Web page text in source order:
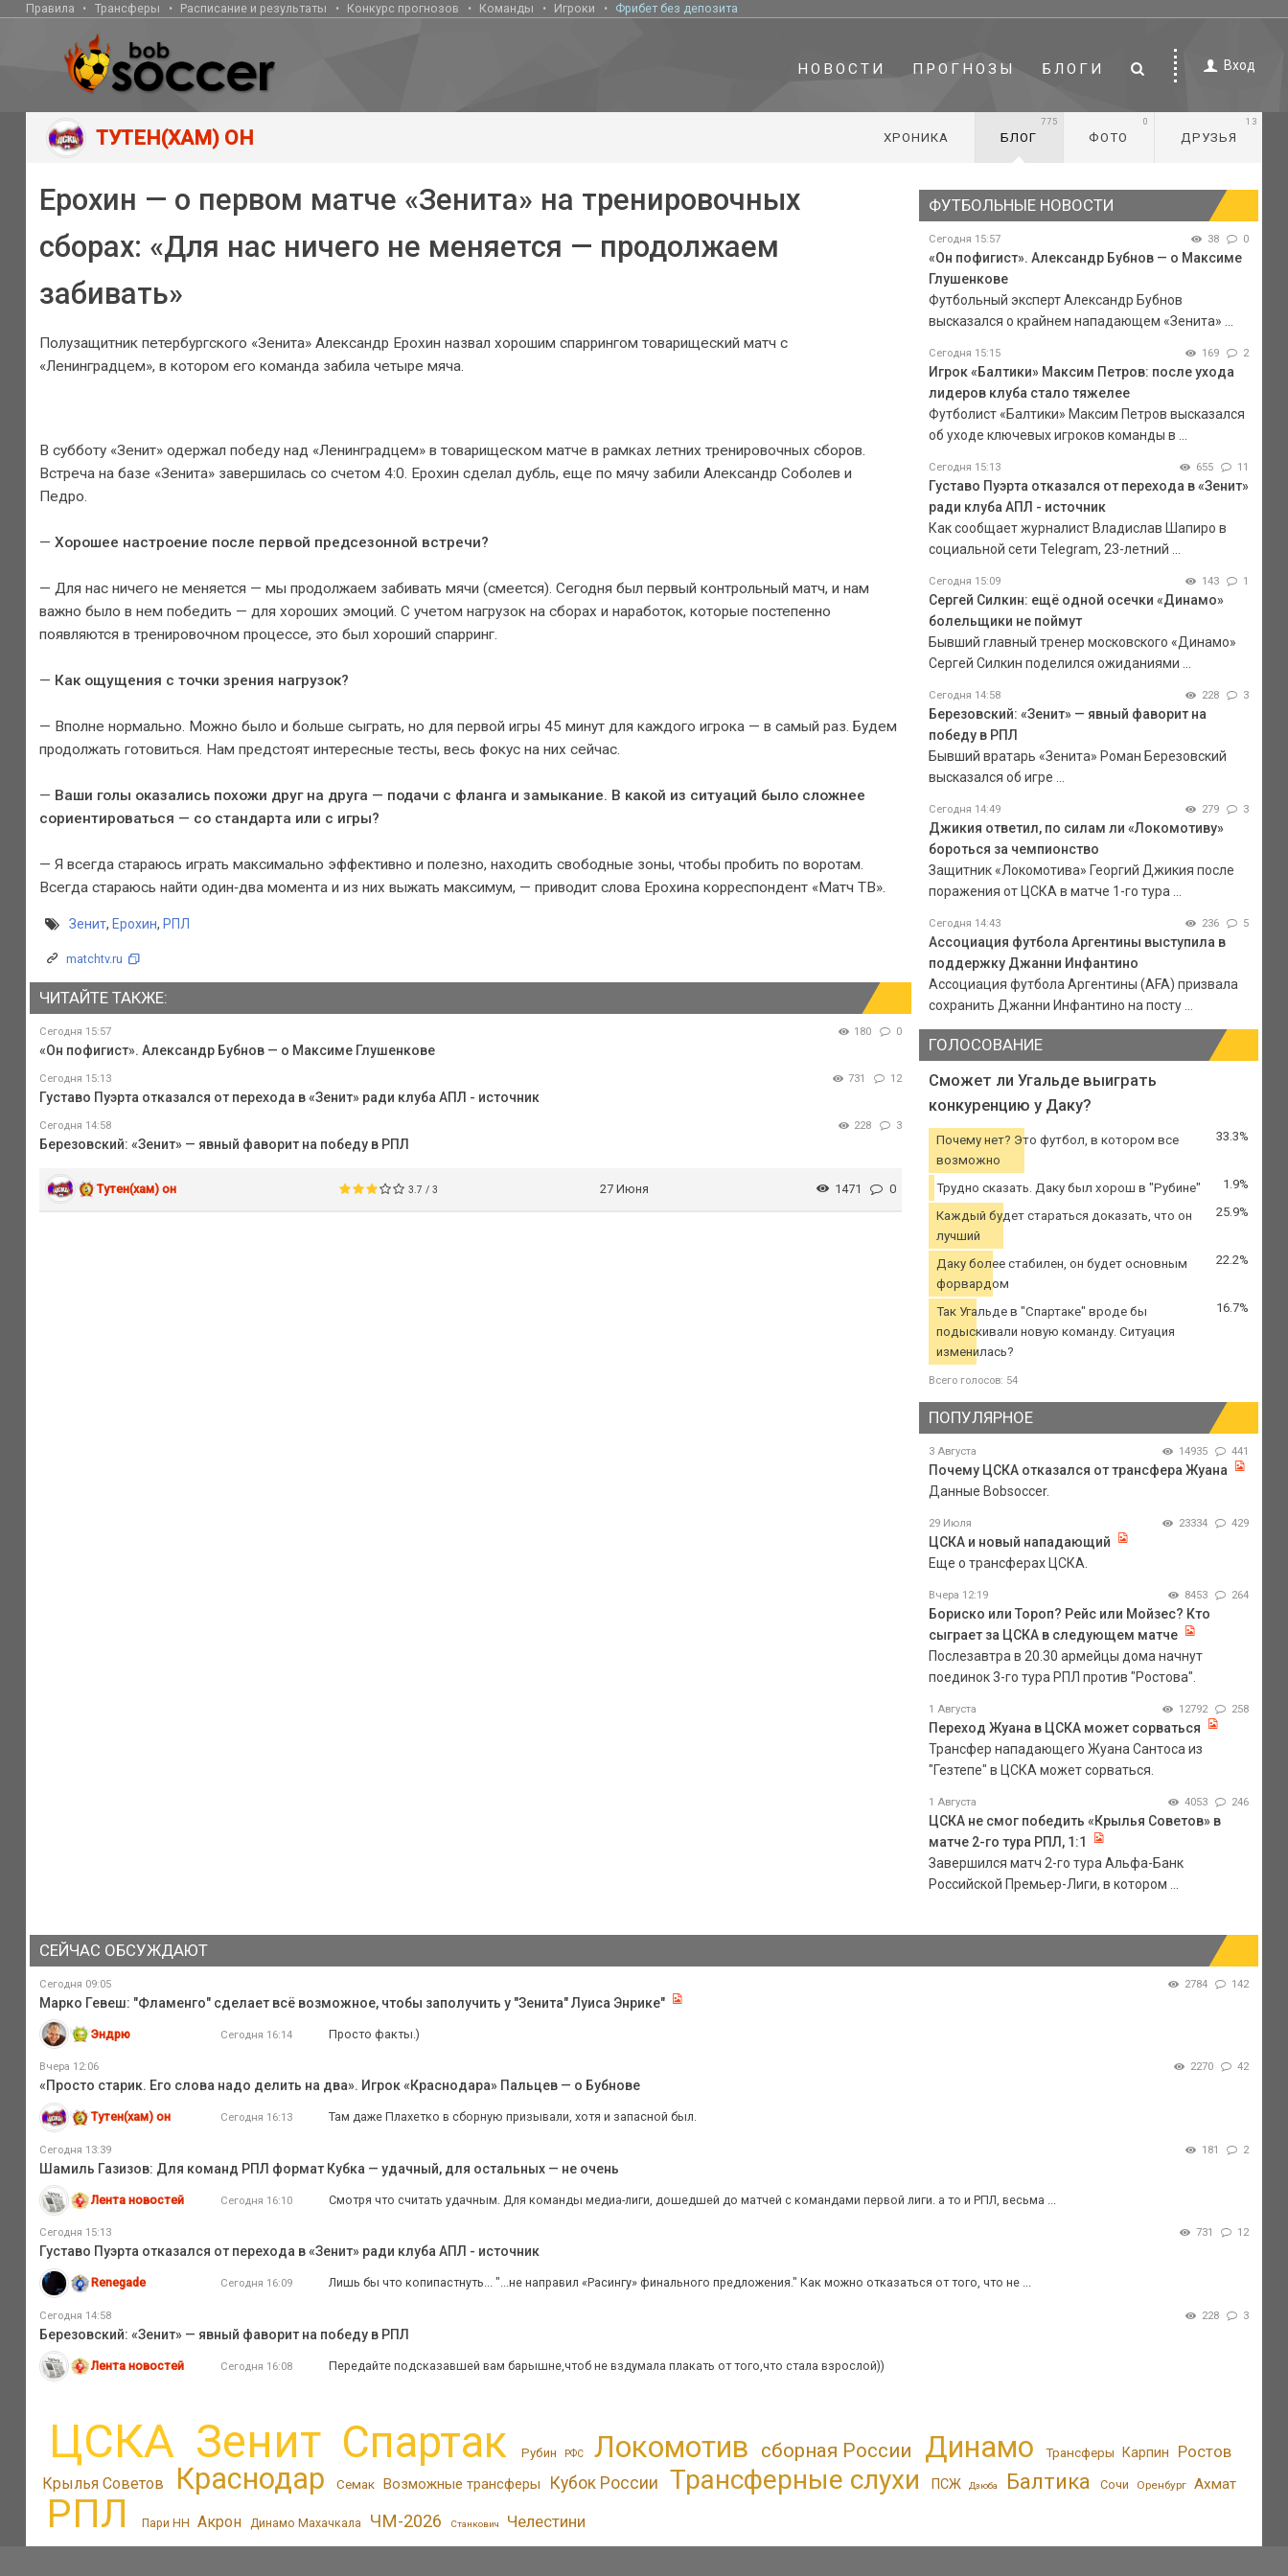
Правила Трансферы Расписание и результаты Конкурс прогнозов Команды Игроки Фрибет без депозита
НОВОСТИ ПРОГНОЗЫ БЛОГИ Вход
ТУТЕН(ХАМ) ОН ХРОНИКА БЛОГ
775
ФОТО
0
ДРУЗЬЯ
13
Ерохин — о первом матче «Зенита» на тренировочных
сборах: «Для нас ничего не меняется — продолжаем
забивать»
Полузащитник петербургского «Зенита» Александр Ерохин назвал хорошим спаррингом товарищеский матч с
«Ленинградцем», в котором его команда забила четыре мяча.
В субботу «Зенит» одержал победу над «Ленинградцем» в товарищеском матче в рамках летних тренировочных сборов.
Встреча на базе «Зенита» завершилась со счетом 4:0. Ерохин сделал дубль, еще по мячу забили Александр Соболев и
Педро.
— Хорошее настроение после первой предсезонной встречи?
— Для нас ничего не меняется — мы продолжаем забивать мячи (смеется). Сегодня был первый контрольный матч, и нам
важно было в нем победить — для хороших эмоций. С учетом нагрузок на сборах и наработок, которые постепенно
появляются в тренировочном процессе, это был хороший спарринг.
— Как ощущения с точки зрения нагрузок?
— Вполне нормально. Можно было и больше сыграть, но для первой игры 45 минут для каждого игрока — в самый раз. Будем
продолжать готовиться. Нам предстоят интересные тесты, весь фокус на них сейчас.
— Ваши голы оказались похожи друг на друга — подачи с фланга и замыкание. В какой из ситуаций было сложнее
сориентироваться — со стандарта или с игры?
— Я всегда стараюсь играть максимально эффективно и полезно, находить свободные зоны, чтобы пробить по воротам.
Всегда стараюсь найти один‑два момента и из них выжать максимум, — приводит слова Ерохина корреспондент «Матч ТВ».
Зенит, Ерохин, РПЛ
matchtv.ru
ЧИТАЙТЕ ТАКЖЕ:
Сегодня 15:57 180 0
«Он пофигист». Александр Бубнов — о Максиме Глушенкове
Сегодня 15:13 731 12
Густаво Пуэрта отказался от перехода в «Зенит» ради клуба АПЛ - источник
Сегодня 14:58 228 3
Березовский: «Зенит» — явный фаворит на победу в РПЛ
Тутен(хам) он 3.7 / 3 27 Июня 1471 0
ФУТБОЛЬНЫЕ НОВОСТИ
Сегодня 15:57 38 0
«Он пофигист». Александр Бубнов — о Максиме
Глушенкове
Футбольный эксперт Александр Бубнов
высказался о крайнем нападающем «Зенита» ...
Сегодня 15:15 169 2
Игрок «Балтики» Максим Петров: после ухода
лидеров клуба стало тяжелее
Футболист «Балтики» Максим Петров высказался
об уходе ключевых игроков команды в ...
Сегодня 15:13 655 11
Густаво Пуэрта отказался от перехода в «Зенит»
ради клуба АПЛ - источник
Как сообщает журналист Владислав Шапиро в
социальной сети Telegram, 23-летний ...
Сегодня 15:09 143 1
Сергей Силкин: ещё одной осечки «Динамо»
болельщики не поймут
Бывший главный тренер московского «Динамо»
Сергей Силкин поделился ожиданиями ...
Сегодня 14:58 228 3
Березовский: «Зенит» — явный фаворит на
победу в РПЛ
Бывший вратарь «Зенита» Роман Березовский
высказался об игре ...
Сегодня 14:49 279 3
Джикия ответил, по силам ли «Локомотиву»
бороться за чемпионство
Защитник «Локомотива» Георгий Джикия после
поражения от ЦСКА в матче 1-го тура ...
Сегодня 14:43 236 5
Ассоциация футбола Аргентины выступила в
поддержку Джанни Инфантино
Ассоциация футбола Аргентины (AFA) призвала
сохранить Джанни Инфантино на посту ...
ГОЛОСОВАНИЕ
Сможет ли Угальде выиграть
конкуренцию у Даку?
Почему нет? Это футбол, в котором все
возможно
33.3%
Трудно сказать. Даку был хорош в "Рубине" 1.9%
Каждый будет стараться доказать, что он
лучший
25.9%
Даку более стабилен, он будет основным
форвардом
22.2%
Так Угальде в "Спартаке" вроде бы
подыскивали новую команду. Ситуация
изменилась?
16.7%
Всего голосов: 54
ПОПУЛЯРНОЕ
3 Августа 14935 441
Почему ЦСКА отказался от трансфера Жуана
Данные Bobsoccer.
29 Июля 23334 429
ЦСКА и новый нападающий
Еще о трансферах ЦСКА.
Вчера 12:19 8453 264
Бориско или Тороп? Рейс или Мойзес? Кто
сыграет за ЦСКА в следующем матче
Послезавтра в 20.30 армейцы дома начнут
поединок 3-го тура РПЛ против "Ростова".
1 Августа 12792 258
Переход Жуана в ЦСКА может сорваться
Трансфер нападающего Жуана Сантоса из
"Гезтепе" в ЦСКА может сорваться.
1 Августа 4053 246
ЦСКА не смог победить «Крылья Советов» в
матче 2-го тура РПЛ, 1:1
Завершился матч 2-го тура Альфа-Банк
Российской Премьер-Лиги, в котором ...
СЕЙЧАС ОБСУЖДАЮТ
Сегодня 09:05 2784 142
Марко Гевеш: "Фламенго" сделает всё возможное, чтобы заполучить у "Зенита" Луиса Энрике"
Эндрю Сегодня 16:14 Просто факты.)
Вчера 12:06 2270 42
«Просто старик. Его слова надо делить на два». Игрок «Краснодара» Пальцев — о Бубнове
Тутен(хам) он Сегодня 16:13 Там даже Плахетко в сборную призывали, хотя и запасной был.
Сегодня 13:39 181 2
Шамиль Газизов: Для команд РПЛ формат Кубка — удачный, для остальных — не очень
Лента новостей Сегодня 16:10 Смотря что считать удачным. Для команды медиа-лиги, дошедшей до матчей с командами первой лиги. а то и РПЛ, весьма ...
Сегодня 15:13 731 12
Густаво Пуэрта отказался от перехода в «Зенит» ради клуба АПЛ - источник
Renegade Сегодня 16:09 Лишь бы что копипастнуть... "...не направил «Расингу» финального предложения." Как можно отказаться от того, что не ...
Сегодня 14:58 228 3
Березовский: «Зенит» — явный фаворит на победу в РПЛ
Лента новостей Сегодня 16:08 Передайте подсказавшей вам барышне,чтоб не вздумала плакать от того,что стала взрослой))
ЦСКА Зенит Спартак Рубин РФС Локомотив сборная России Динамо Трансферы Карпин Ростов
Крылья Советов Краснодар Семак Возможные трансферы Кубок России Трансферные слухи ПСЖ Дзюба Балтика Сочи Оренбург Ахмат
РПЛ Пари НН Акрон Динамо Махачкала ЧМ-2026 Станкович Челестини